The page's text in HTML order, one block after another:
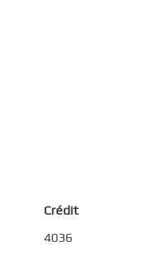
Crédit
4036